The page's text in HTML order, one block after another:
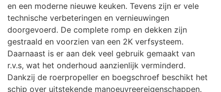
en een moderne nieuwe keuken. Tevens zijn er vele
technische verbeteringen en vernieuwingen
doorgevoerd. De complete romp en dekken zijn
gestraald en voorzien van een 2K verfsysteem.
Daarnaast is er aan dek veel gebruik gemaakt van
r.v.s, wat het onderhoud aanzienlijk verminderd.
Dankzij de roerpropeller en boegschroef beschikt het
schip over uitstekende manoeuvreereigenschappen.